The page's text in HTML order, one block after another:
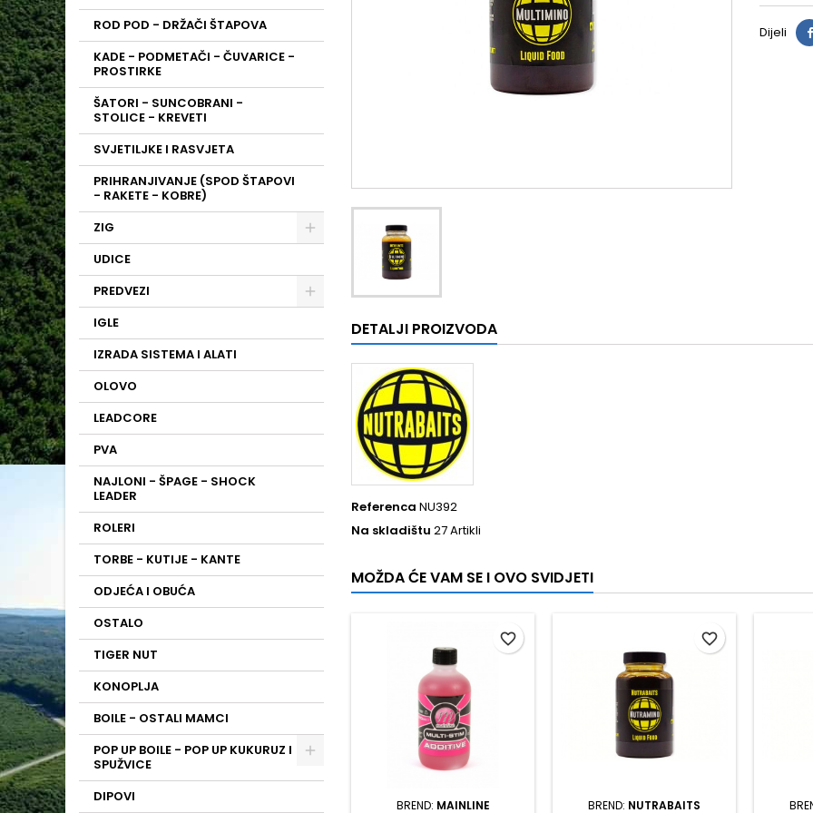
ROD POD - DRŽAČI ŠTAPOVA
KADE - PODMETAČI - ČUVARICE -
PROSTIRKE
ŠATORI - SUNCOBRANI -
STOLICE - KREVETI
SVJETILJKE I RASVJETA
PRIHRANJIVANJE (SPOD ŠTAPOVI
- RAKETE - KOBRE)
ZIG
UDICE
PREDVEZI
IGLE
IZRADA SISTEMA I ALATI
OLOVO
LEADCORE
PVA
NAJLONI - ŠPAGE - SHOCK
LEADER
ROLERI
TORBE - KUTIJE - KANTE
ODJEĆA I OBUĆA
OSTALO
TIGER NUT
KONOPLJA
BOILE - OSTALI MAMCI
POP UP BOILE - POP UP KUKURUZ I
SPUŽVICE
DIPOVI
Dijeli
DETALJI PROIZVODA
Referenca NU392
Na skladištu 27 Artikli
MOŽDA ĆE VAM SE I OVO SVIDJETI
BREND: MAINLINE
favorite_border
BREND: NUTRABAITS
favorite_border